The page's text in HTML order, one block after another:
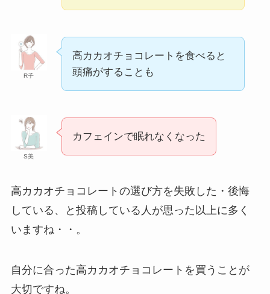
た人の口コミや避けるべきメーカーを紹
飼ってはいけないピットブル！後悔した人
の口コミや怖い・危ない理由は？
買ってはいけないバナナの特徴は？シール
の見方や安全なバナナの選び方まとめ！よ
片栗粉が体に悪い理由は？危険性やデメリ
ット・代用商品を紹介！グルテンは入って
いる？
リットや危険性・効果を解説！
R子
高カカオチョコレートを食べると
頭痛がすることも
S美
カフェインで眠れなくなった
高カカオチョコレートの選び方を失敗した・後悔
している、と投稿している人が思った以上に多く
いますね・・。
自分に合った高カカオチョコレートを買うことが
大切ですね。